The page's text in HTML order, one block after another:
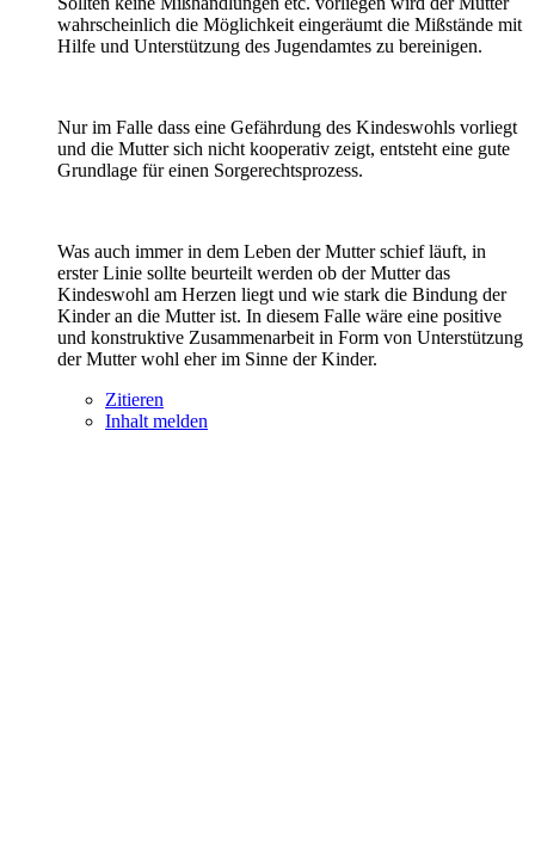
wahrscheinlich die Möglichkeit eingeräumt die Mißstände mit
Hilfe und Unterstützung des Jugendamtes zu bereinigen.
Nur im Falle dass eine Gefährdung des Kindeswohls vorliegt
und die Mutter sich nicht kooperativ zeigt, entsteht eine gute
Grundlage für einen Sorgerechtsprozess.
Was auch immer in dem Leben der Mutter schief läuft, in
erster Linie sollte beurteilt werden ob der Mutter das
Kindeswohl am Herzen liegt und wie stark die Bindung der
Kinder an die Mutter ist. In diesem Falle wäre eine positive
und konstruktive Zusammenarbeit in Form von Unterstützung
der Mutter wohl eher im Sinne der Kinder.
Zitieren
Inhalt melden